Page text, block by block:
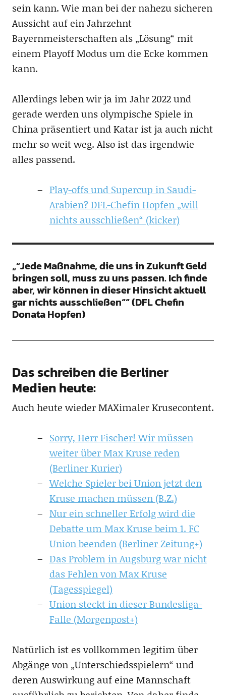
sein kann. Wie man bei der nahezu sicheren
Aussicht auf ein Jahrzehnt
Bayernmeisterschaften als „Lösung“ mit
einem Playoff Modus um die Ecke kommen
kann.
Allerdings leben wir ja im Jahr 2022 und
gerade werden uns olympische Spiele in
China präsentiert und Katar ist ja auch nicht
mehr so weit weg. Also ist das irgendwie
alles passend.
Play-offs und Supercup in Saudi-
Arabien? DFL-Chefin Hopfen „will
nichts ausschließen“ (kicker)
„“Jede Maßnahme, die uns in Zukunft Geld
bringen soll, muss zu uns passen. Ich finde
aber, wir können in dieser Hinsicht aktuell
gar nichts ausschließen““ (DFL Chefin
Donata Hopfen)
Das schreiben die Berliner
Medien heute:
Auch heute wieder MAXimaler Krusecontent.
Sorry, Herr Fischer! Wir müssen
weiter über Max Kruse reden
(Berliner Kurier)
Welche Spieler bei Union jetzt den
Kruse machen müssen (B.Z.)
Nur ein schneller Erfolg wird die
Debatte um Max Kruse beim 1. FC
Union beenden (Berliner Zeitung+)
Das Problem in Augsburg war nicht
das Fehlen von Max Kruse
(Tagesspiegel)
Union steckt in dieser Bundesliga-
Falle (Morgenpost+)
Natürlich ist es vollkommen legitim über
Abgänge von „Unterschiedsspielern“ und
deren Auswirkung auf eine Mannschaft